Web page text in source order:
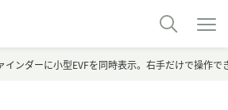
インダーに小型EVFを同時表示。右手だけで操作